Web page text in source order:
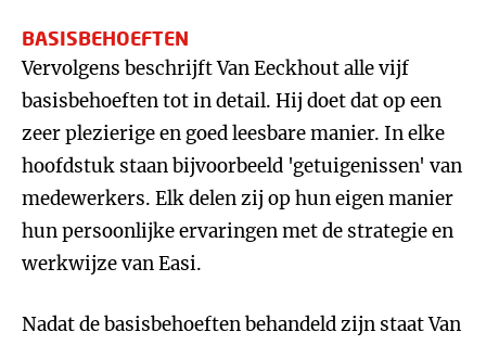
BASISBEHOEFTEN
Vervolgens beschrijft Van Eeckhout alle vijf
basisbehoeften tot in detail. Hij doet dat op een
zeer plezierige en goed leesbare manier. In elke
hoofdstuk staan bijvoorbeeld 'getuigenissen' van
medewerkers. Elk delen zij op hun eigen manier
hun persoonlijke ervaringen met de strategie en
werkwijze van Easi.
Nadat de basisbehoeften behandeld zijn staat Van